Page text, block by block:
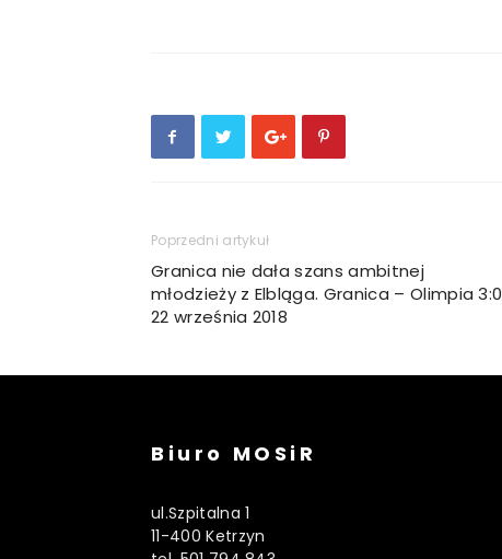
Poprzedni artykuł
Granica nie dała szans ambitnej
młodzieży z Elbląga. Granica – Olimpia 3:0
22 września 2018
Biuro MOSiR
ul.Szpitalna 1
11-400 Ketrzyn